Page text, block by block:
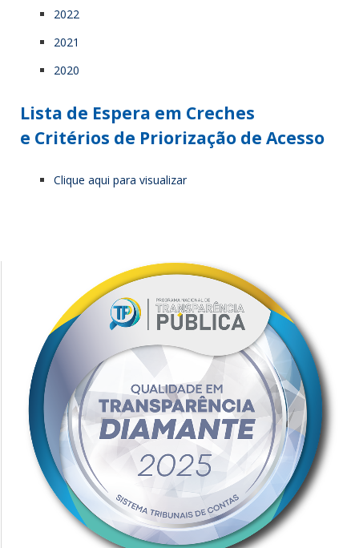
2022
2021
2020
Lista de Espera em Creches
e Critérios de Priorização de Acesso
Clique aqui para visualizar